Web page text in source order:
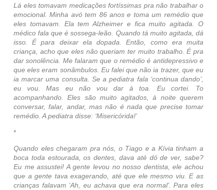
Lá eles tomavam medicações fortíssimas pra não trabalhar o
emocional. Minha avó tem 86 anos e toma um remédio que
eles tomavam. Ela tem Alzheimer e fica muito agitada. O
médico fala que é sossega-leão. Quando tá muito agitada, dá
isso. É para deixar ela dopada. Então, como era muita
criança, acho que eles não queriam ter muito trabalho. É pra
dar sonolência. Me falaram que o remédio é antidepressivo e
que eles eram sonâmbulos. Eu falei que não ia trazer, que eu
ia marcar uma consulta. Se a pediatra fala ‘continua dando’,
eu vou. Mas eu não vou dar à toa. Eu cortei. To
acompanhando. Eles são muito agitados, à noite querem
conversar, falar, andar, mas não é nada que precise tomar
remédio. A pediatra disse: ‘Misericórida!’
*
Quando eles chegaram pra nós, o Tiago e a Kívia tinham a
boca toda estourada, os dentes, dava até dó de ver, sabe?
Eu me assustei! A gente levou no nosso dentista, ele achou
que a gente tava exagerando, até que ele mesmo viu. E as
crianças falavam ‘Ah, eu achava que era normal’. Para eles